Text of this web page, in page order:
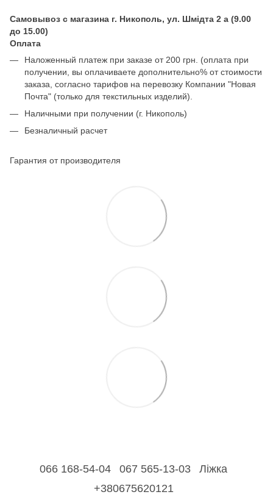
Самовывоз с магазина г. Никополь, ул. Шмідта 2 а (9.00
до 15.00)
Оплата
Наложенный платеж при заказе от 200 грн. (оплата при
получении, вы оплачиваете дополнительно% от стоимости
заказа, согласно тарифов на перевозку Компании "Новая
Почта" (только для текстильных изделий).
Наличными при получении (г. Никополь)
Безналичный расчет
Гарантия от производителя
066 168-54-04 067 565-13-03
Ліжка
+380675620121